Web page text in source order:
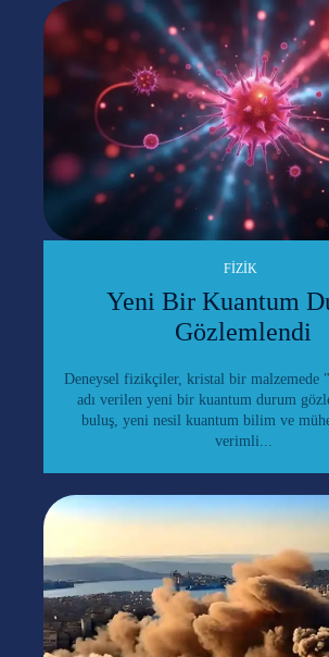
FIZIK
Yeni Bir Kuantum
Gözlemlendi
Deneysel fizikçiler, kristal bir
adı verilen yeni bir kuantum durum
buluş, yeni nesil kuantum bilim ve
verimli...